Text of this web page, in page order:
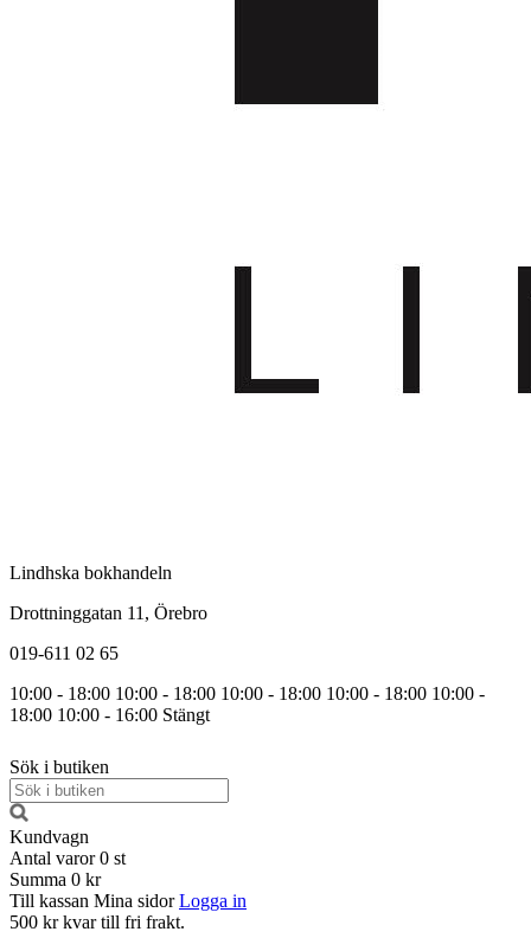
Lindhska bokhandeln
Drottninggatan 11, Örebro
019-611 02 65
10:00 - 18:00 10:00 - 18:00 10:00 - 18:00 10:00 - 18:00 10:00 -
18:00 10:00 - 16:00 Stängt
Sök i butiken
Kundvagn
Antal varor 0 st
Summa 0 kr
Till kassan Mina sidor Logga in
500 kr kvar till fri frakt.